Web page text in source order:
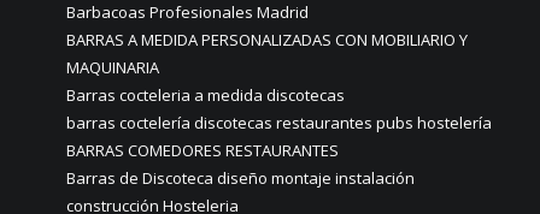
Barbacoas Profesionales Madrid
BARRAS A MEDIDA PERSONALIZADAS CON MOBILIARIO Y
MAQUINARIA
Barras cocteleria a medida discotecas
barras coctelería discotecas restaurantes pubs hostelería
BARRAS COMEDORES RESTAURANTES
Barras de Discoteca diseño montaje instalación
construcción Hosteleria